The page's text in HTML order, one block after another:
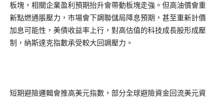
板塊，相關企業盈利預期抬升會帶動板塊走強。但高油價會重
新點燃通脹壓力，市場會下調聯儲局降息預期，甚至重新計價
加息可能性，美債收益率上行，對高估值的科技成長股形成壓
制，納斯達克指數承受較大回調壓力。
短期避險邏輯會推高美元指數，部分全球避險資金回流美元資